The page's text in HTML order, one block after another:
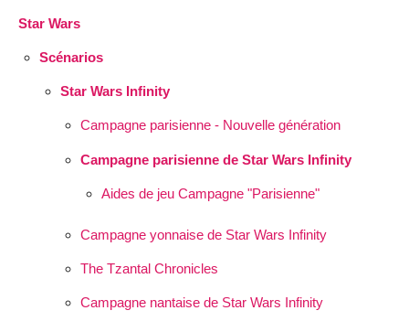
Star Wars
Scénarios
Star Wars Infinity
Campagne parisienne - Nouvelle génération
Campagne parisienne de Star Wars Infinity
Aides de jeu Campagne "Parisienne"
Campagne yonnaise de Star Wars Infinity
The Tzantal Chronicles
Campagne nantaise de Star Wars Infinity